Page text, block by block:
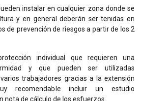
instalar en cualquier zona donde se
y en general deberán ser tenidas en
de prevención de riesgos a partir de los 2
individual que requieren una
y que pueden ser utilizadas
trabajadores gracias a la extensión
recomendable incluir un estudio
nota de cálculo de los esfuerzos.